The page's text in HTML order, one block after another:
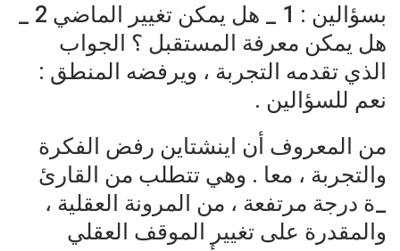
بسؤالين : 1 _ هل يمكن تغيير الماضي 2 _
هل يمكن معرفة المستقبل ؟ الجواب
الذي تقدمه التجربة ، ويرفضه المنطق :
نعم للسؤالين .
من المعروف أن اينشتاين رفض الفكرة
والتجربة ، معا . وهي تتطلب من القارئ
_ة درجة مرتفعة ، من المرونة العقلية ،
والمقدرة على تغيير الموقف العقلي